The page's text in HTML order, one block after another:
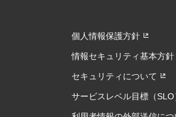
個人情報保護方針
情報セキュリティ基本方針
セキュリティについて
サービスレベル目標（SLO